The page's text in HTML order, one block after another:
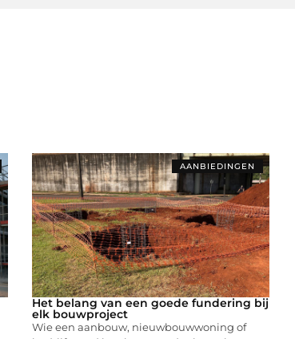
AANBIEDINGEN
Het belang van een goede fundering bij
elk bouwproject
Wie een aanbouw, nieuwbouwwoning of